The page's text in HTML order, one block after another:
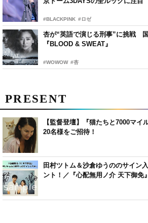
#BLACKPINK #ロゼ
杏が“英語で演じる刑事”に挑戦
『BLOOD & SWEAT』
#WOWOW #杏
PRESENT
【監督登壇】『猫たちと7000マイ
20名様をご招待！
田村ツトム＆沙倉ゆうののサイン
ント！／『心配無用ノ介 天下御免』